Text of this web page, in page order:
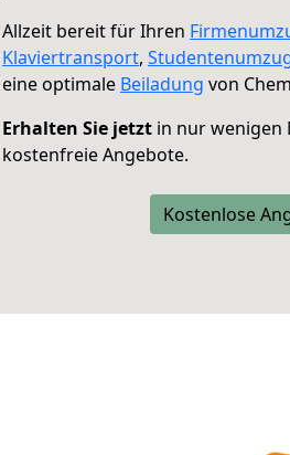
Allzeit bereit für Ihren
Klaviertransport,
eine optimale Beiladung von
Erhalten Sie jetzt in nur wenigen
kostenfreie Angebote.
Kostenlose